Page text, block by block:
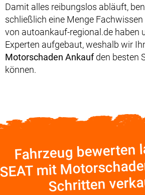
Damit alles reibungslos abläuft,
schließlich eine Menge
von autoankauf-regional.de haben
Experten aufgebaut, weshalb wir
Motorschaden Ankaufden besten
können.
Fahrzeug bewerten
mit
Schritten